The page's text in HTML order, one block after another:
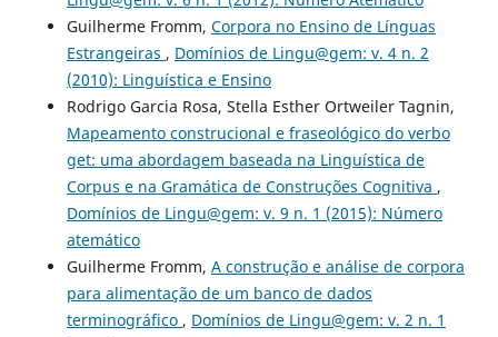
Guilherme Fromm, Corpora no Ensino de Línguas
Estrangeiras , Domínios de Lingu@gem: v. 4 n. 2
(2010): Linguística e Ensino
Rodrigo Garcia Rosa, Stella Esther Ortweiler Tagnin,
Mapeamento construcional e fraseológico do verbo
get: uma abordagem baseada na Linguística de
Corpus e na Gramática de Construções Cognitiva ,
Domínios de Lingu@gem: v. 9 n. 1 (2015): Número
atemático
Guilherme Fromm, A construção e análise de corpora
para alimentação de um banco de dados
terminográfico , Domínios de Lingu@gem: v. 2 n. 1